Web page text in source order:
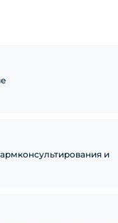
и